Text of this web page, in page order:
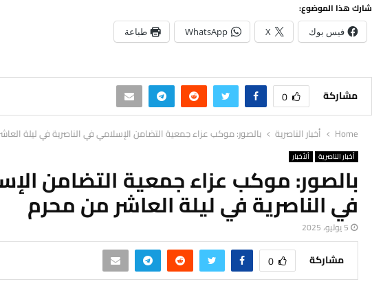
شارك هذا الموضوع:
فيس بوك X
WhatsApp طباعة
مشاركة 0
Home أخبار الناصرية بالصور: موكب عزاء جمعية التضامن الإسلامي في الناصرية في ليلة
أخبار الناصرية ألأخبار
بالصور: موكب عزاء جمعية التضامن
في الناصرية في ليلة العاشر من محرم
5 يوليو، 2025
مشاركة 0